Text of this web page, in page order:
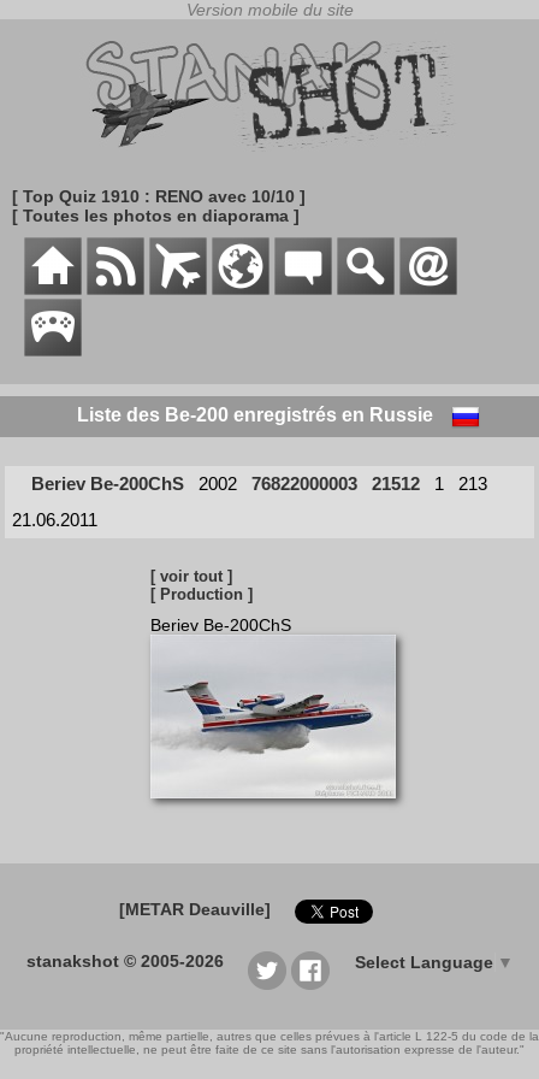
[ Top Quiz 1910 : RENO avec 10/10 ]
[ Toutes les photos en diaporama ]
Liste des Be-200 enregistrés en Russie
Beriev Be-200ChS 2002 76822000003 21512 1
213
21.06.2011
[ voir tout ]
[ Production ]
Beriev Be-200ChS
[METAR Deauville]
stanakshot © 2005-2026 Select Language ▼
"Aucune reproduction, même partielle, autres que celles prévues à l'article L 122-5 du code de la
propriété intellectuelle, ne peut être faite de ce site sans l'autorisation expresse de l'auteur."